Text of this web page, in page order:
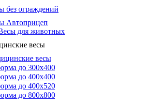
без ограждений
Автоприцеп
для животных
весы
весы
до 300х400
до 400х400
до 400х520
до 800х800